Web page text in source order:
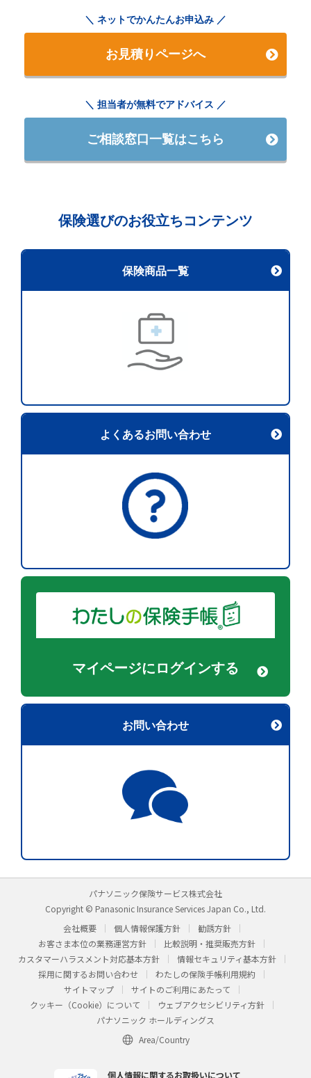
ネットでかんたんお申込み
お見積りページへ
担当者が無料でアドバイス
ご相談窓口一覧はこちら
保険選びのお役立ちコンテンツ
保険商品一覧
よくあるお問い合わせ
マイページにログインする
お問い合わせ
パナソニック保険サービス株式会社
Copyright © Panasonic Insurance Services Japan Co., Ltd.
会社概要
個人情報保護方針
勧誘方針
お客さま本位の業務運営方針
比較説明・推奨販売方針
カスタマーハラスメント対応基本方針
情報セキュリティ基本方針
採用に関するお問い合わせ
わたしの保険手帳利用規約
サイトマップ
サイトのご利用にあたって
クッキー（Cookie）について
ウェブアクセシビリティ方針
パナソニック ホールディングス
Area/Country
個人情報に関するお取扱いについて